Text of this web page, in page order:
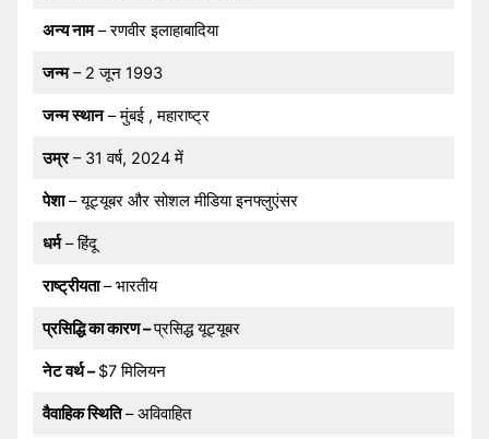
अन्य नाम– रणवीर इलाहाबादिया
जन्म– 2 जून 1993
जन्म स्थान– मुंबई , महाराष्ट्र
उम्र– 31 वर्ष, 2024 में
पेशा– यूट्यूबर और सोशल मीडिया इनफ्लुएंसर
धर्म– हिंदू
राष्ट्रीयता– भारतीय
प्रसिद्धि का कारण –प्रसिद्ध यूट्यूबर
नेट वर्थ –$7 मिलियन
वैवाहिक स्थिति– अविवाहित